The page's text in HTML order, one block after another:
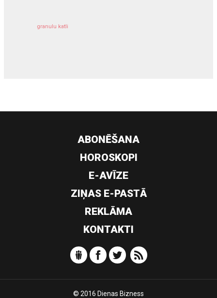
granulu katli
ABONĒŠANA
HOROSKOPI
E-AVĪZE
ZIŅAS E-PASTĀ
REKLĀMA
KONTAKTI
© 2016 Dienas Bizness